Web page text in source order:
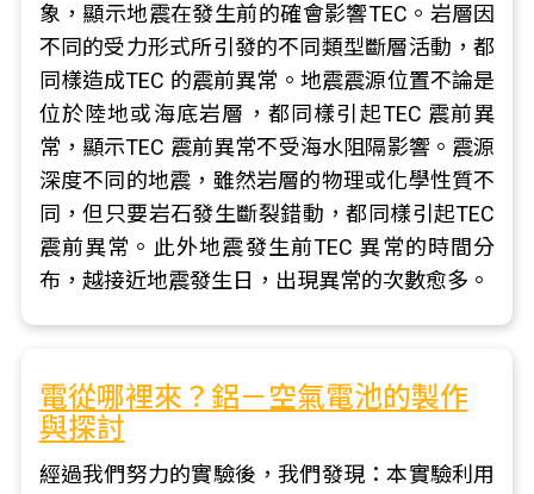
象，顯示地震在發生前的確會影響TEC。岩層因
不同的受力形式所引發的不同類型斷層活動，都
同樣造成TEC 的震前異常。地震震源位置不論是
位於陸地或海底岩層，都同樣引起TEC 震前異
常，顯示TEC 震前異常不受海水阻隔影響。震源
深度不同的地震，雖然岩層的物理或化學性質不
同，但只要岩石發生斷裂錯動，都同樣引起TEC
震前異常。此外地震發生前TEC 異常的時間分
布，越接近地震發生日，出現異常的次數愈多。
電從哪裡來？鋁－空氣電池的製作
與探討
經過我們努力的實驗後，我們發現：本實驗利用